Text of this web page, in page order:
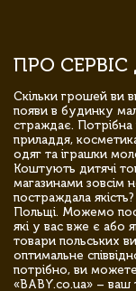
ПРО СЕРВІС
Скільки грошей ви
появи в будинку
страждає. Потрібна
приладдя,
одяг та іграшки
Коштують дитячі
магазинами зовсім
постраждала
Польщі. Можемо
які у вас вже є або
товари польських
оптимальне
потрібно, ви
«BABY.co.ua» – ваш